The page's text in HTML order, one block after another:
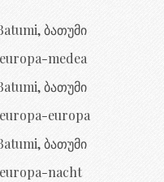
ბათუმი
ბათუმი
ბათუმი